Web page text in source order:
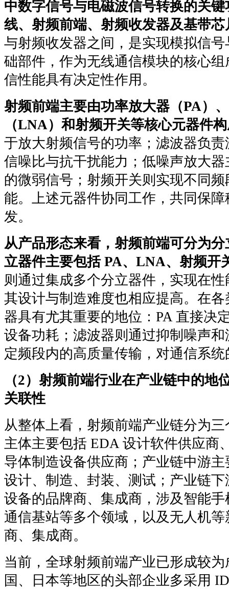
中数字信号与电磁波信号转换的关
线、射频前端、射频收发器及基带芯
与射频收发器之间，是实现模拟信
础部件，作为无线通信模块的核心
信性能具有决定性作用。
射频前端主要由功率放大器（PA）
（LNA）和射频开关等核心元器件
于放大射频信号的功率；滤波器负
信噪比与抗干扰能力；低噪声放大
的微弱信号；射频开关则实现不同
能。上述元器件协同工作，共同保
发。
从产品形态来看，射频前端可分为
立器件主要包括 PA、LNA、射频开
则通过集成多个分立器件，实现在
其设计与制造难度也相应提高。在
器具有尤其重要的地位：PA 直接决
设备功耗；滤波器则通过抑制噪声
定频段内的高质量传输，对通信系
（2）射频前端行业在产业链中的地
关联性
从整体上看，射频前端产业链分为
主体主要包括 EDA 设计软件供应商
导体制造设备供应商；产业链中游
设计、制造、封装、测试；产业链
设备的品牌商、集成商，涉及智能
通信基站等多个领域，以及无人机
商、集成商。
当前，全球射频前端产业已形成较
国、日本等地区的头部企业多采用